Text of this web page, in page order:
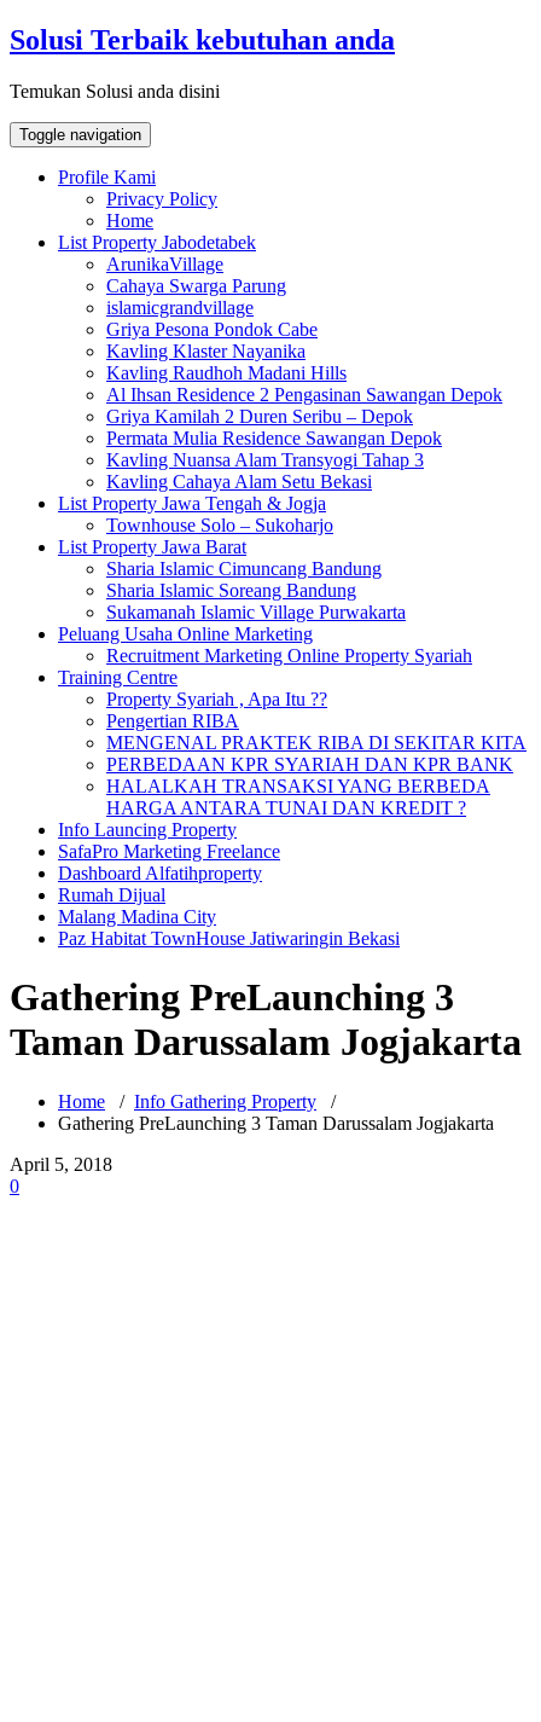
Skip
to
Solusi Terbaik kebutuhan anda
Temukan Solusi anda disini
Toggle navigation
Profile Kami
Privacy Policy
Home
List Property Jabodetabek
ArunikaVillage
Cahaya Swarga Parung
islamicgrandvillage
Griya Pesona Pondok Cabe
Kavling Klaster Nayanika
Kavling Raudhoh Madani Hills
Al Ihsan Residence 2 Pengasinan Sawangan Depok
Griya Kamilah 2 Duren Seribu – Depok
Permata Mulia Residence Sawangan Depok
Kavling Nuansa Alam Transyogi Tahap 3
Kavling Cahaya Alam Setu Bekasi
List Property Jawa Tengah & Jogja
Townhouse Solo – Sukoharjo
List Property Jawa Barat
Sharia Islamic Cimuncang Bandung
Sharia Islamic Soreang Bandung
Sukamanah Islamic Village Purwakarta
Peluang Usaha Online Marketing
Recruitment Marketing Online Property Syariah
Training Centre
Property Syariah , Apa Itu ??
Pengertian RIBA
MENGENAL PRAKTEK RIBA DI SEKITAR KITA
PERBEDAAN KPR SYARIAH DAN KPR BANK
HALALKAH TRANSAKSI YANG BERBEDA
HARGA ANTARA TUNAI DAN KREDIT ?
Info Launcing Property
SafaPro Marketing Freelance
Dashboard Alfatihproperty
Rumah Dijual
Malang Madina City
Paz Habitat TownHouse Jatiwaringin Bekasi
Gathering PreLaunching 3
Taman Darussalam Jogjakarta
Home / Info Gathering Property /
Gathering PreLaunching 3 Taman Darussalam Jogjakarta
April 5, 2018
0